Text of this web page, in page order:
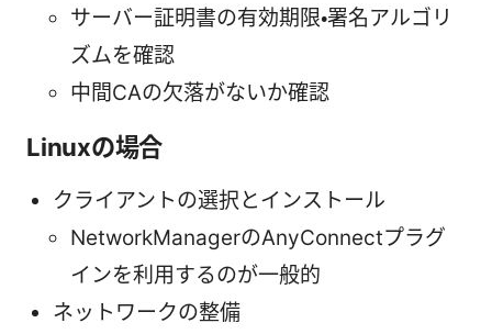
サーバー証明書の有効期限・署名アルゴリ
ズムを確認
中間CAの欠落がないか確認
Linuxの場合
クライアントの選択とインストール
NetworkManagerのAnyConnectプラグ
インを利用するのが一般的
ネットワークの整備